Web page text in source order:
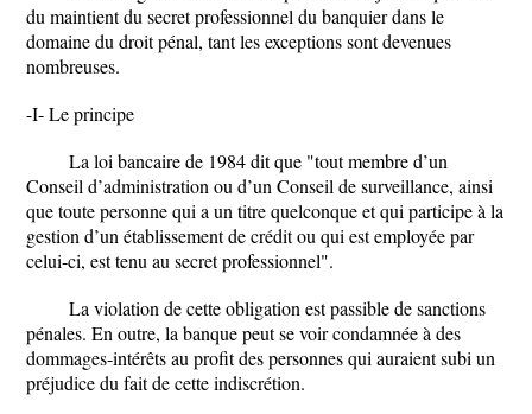
du maintient du secret professionnel du banquier dans le
domaine du droit pénal, tant les exceptions sont devenues
nombreuses.
-I- Le principe
La loi bancaire de 1984 dit que "tout membre d’un
Conseil d’administration ou d’un Conseil de surveillance, ainsi
que toute personne qui a un titre quelconque et qui participe à la
gestion d’un établissement de crédit ou qui est employée par
celui-ci, est tenu au secret professionnel".
La violation de cette obligation est passible de sanctions
pénales. En outre, la banque peut se voir condamnée à des
dommages-intérêts au profit des personnes qui auraient subi un
préjudice du fait de cette indiscrétion.